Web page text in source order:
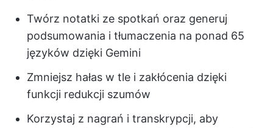
Twórz notatki ze spotkań oraz generuj
podsumowania i tłumaczenia na ponad 65
języków dzięki Gemini
Zmniejsz hałas w tle i zakłócenia dzięki
funkcji redukcji szumów
Korzystaj z nagrań i transkrypcji, aby